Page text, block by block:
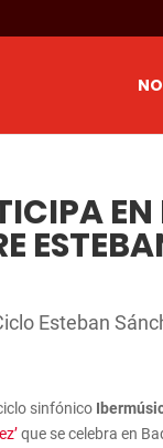
Esteban
sinfónico
que se celebra en